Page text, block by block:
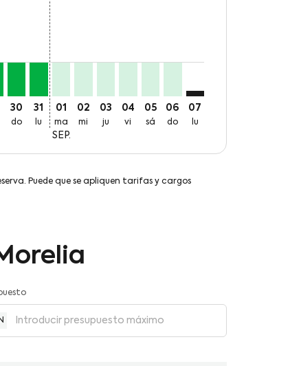
30
do
31
lu
01
ma
SEP.
02
mi
03
ju
04
vi
05
sá
06
do
07
lu
Puede que se apliquen tarifas y cargos